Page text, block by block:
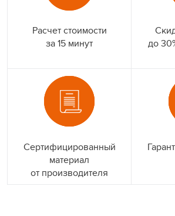
Расчет стоимости
за 15 минут
до
Сертифицированный
материал
от производителя